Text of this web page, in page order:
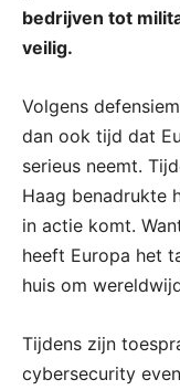
bedrijven tot
veilig.
Volgens
dan ook tijd dat
serieus neemt.
Haag benadrukte
in actie komt.
heeft Europa het
huis om
Tijdens zijn
cybersecurity